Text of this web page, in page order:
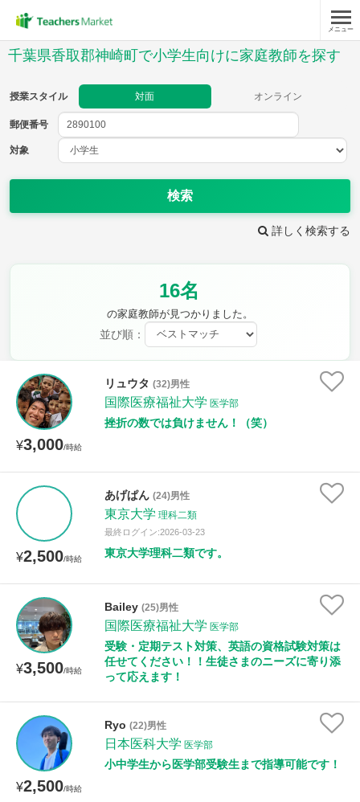
メニュー
千葉県香取郡神崎町で小学生向けに家庭教師を探す
授業スタイル 対面 オンライン
郵便番号
対象
検索
詳しく検索する
16名
の家庭教師が見つかりました。
並び順：
¥3,000/時給
リュウタ (32)男性
国際医療福祉大学 医学部
挫折の数では負けません！（笑）
¥2,500/時給
あげぱん (24)男性
東京大学 理科二類
最終ログイン:2026-03-23
東京大学理科二類です。
¥3,500/時給
Bailey (25)男性
国際医療福祉大学 医学部
受験・定期テスト対策、英語の資格試験対策は
任せてください！！生徒さまのニーズに寄り添
って応えます！
¥2,500/時給
Ryo (22)男性
日本医科大学 医学部
小中学生から医学部受験生まで指導可能です！
郵便番号
教科
理科
保健・体育 図画工作 書写
時給：¥1,000 ～ ¥10,000
授業可能日
土曜日 日曜日
所属大学
距離：15km以内
性別